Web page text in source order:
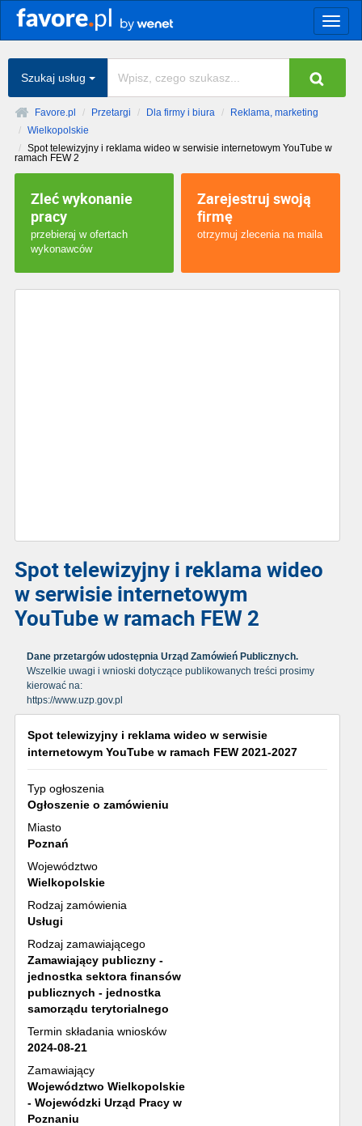
Szukaj usług
Favore.pl Przetargi Dla firmy i biura
Reklama, marketing
Wielkopolskie
Spot telewizyjny i reklama wideo w serwisie internetowym YouTube w
ramach FEW 2
Zleć wykonanie
pracy
przebieraj w ofertach
wykonawców
Zarejestruj swoją
firmę
otrzymuj zlecenia na maila
Spot telewizyjny i reklama wideo
w serwisie internetowym
YouTube w ramach FEW 2
Dane przetargów udostępnia Urząd Zamówień Publicznych.
Wszelkie uwagi i wnioski dotyczące publikowanych treści prosimy
kierować na:
https://www.uzp.gov.pl
Spot telewizyjny i reklama wideo w serwisie
internetowym YouTube w ramach FEW 2021-2027
Typ ogłoszenia
Ogłoszenie o zamówieniu
Miasto
Poznań
Województwo
Wielkopolskie
Rodzaj zamówienia
Usługi
Rodzaj zamawiającego
Zamawiający publiczny -
jednostka sektora finansów
publicznych - jednostka
samorządu terytorialnego
Termin składania wniosków
2024-08-21
Zamawiający
Województwo Wielkopolskie
- Wojewódzki Urząd Pracy w
Poznaniu